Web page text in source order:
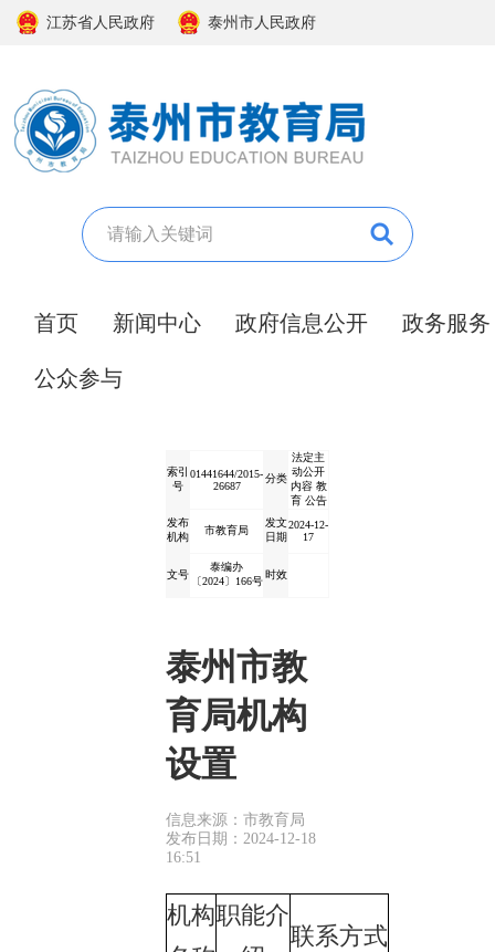
江苏省人民政府 泰州市人民政府
首页 新闻中心 政府信息公开 政务服务
公众参与
索引
号
01441644/2015-
26687
分类
法定主
动公开
内容 教
育 公告
发布
机构
市教育局
发文
日期
2024-12-
17
文号
泰编办
〔2024〕166号
时效
泰州市教
育局机构
设置
信息来源：市教育局
发布日期：2024-12-18
16:51
机构职能介
联系方式